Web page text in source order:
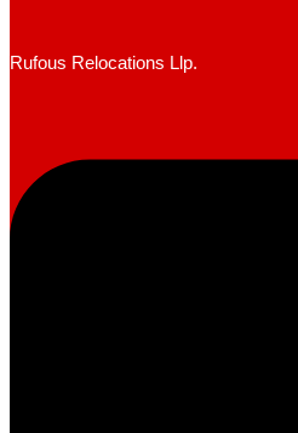
Rufous Relocations Llp.